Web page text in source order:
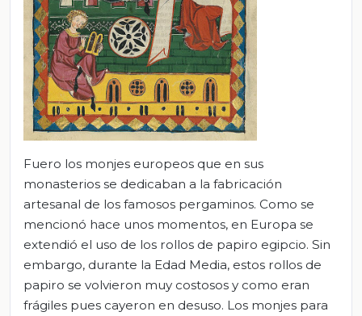
Fuero los monjes europeos que en sus
monasterios se dedicaban a la fabricación
artesanal de los famosos pergaminos. Como se
mencionó hace unos momentos, en Europa se
extendió el uso de los rollos de papiro egipcio. Sin
embargo, durante la Edad Media, estos rollos de
papiro se volvieron muy costosos y como eran
frágiles pues cayeron en desuso. Los monjes para